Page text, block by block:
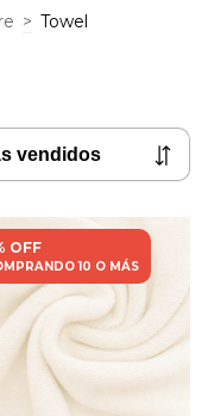
> Towel
OFF
10 O MÁS